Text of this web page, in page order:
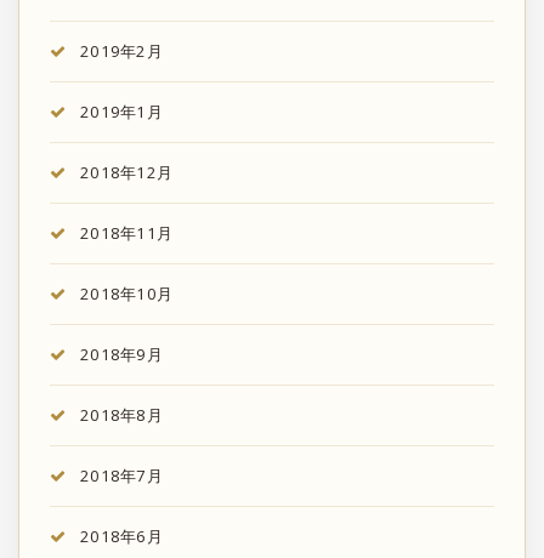
2019年2月
2019年1月
2018年12月
2018年11月
2018年10月
2018年9月
2018年8月
2018年7月
2018年6月